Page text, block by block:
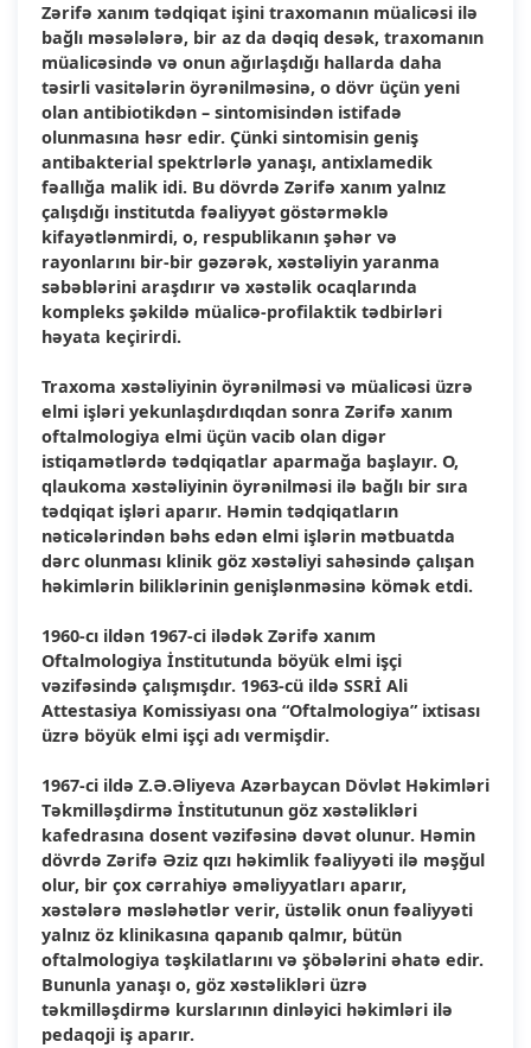
Zərifə xanım tədqiqat işini traxomanın müalicəsi ilə
bağlı məsələlərə, bir az da dəqiq desək, traxomanın
müalicəsində və onun ağırlaşdığı hallarda daha
təsirli vasitələrin öyrənilməsinə, o dövr üçün yeni
olan antibiotikdən – sintomisindən istifadə
olunmasına həsr edir. Çünki sintomisin geniş
antibakterial spektrlərlə yanaşı, antixlamedik
fəallığa malik idi. Bu dövrdə Zərifə xanım yalnız
çalışdığı institutda fəaliyyət göstərməklə
kifayətlənmirdi, o, respublikanın şəhər və
rayonlarını bir-bir gəzərək, xəstəliyin yaranma
səbəblərini araşdırır və xəstəlik ocaqlarında
kompleks şəkildə müalicə-profilaktik tədbirləri
həyata keçirirdi.
Traxoma xəstəliyinin öyrənilməsi və müalicəsi üzrə
elmi işləri yekunlaşdırdıqdan sonra Zərifə xanım
oftalmologiya elmi üçün vacib olan digər
istiqamətlərdə tədqiqatlar aparmağa başlayır. O,
qlaukoma xəstəliyinin öyrənilməsi ilə bağlı bir sıra
tədqiqat işləri aparır. Həmin tədqiqatların
nəticələrindən bəhs edən elmi işlərin mətbuatda
dərc olunması klinik göz xəstəliyi sahəsində çalışan
həkimlərin biliklərinin genişlənməsinə kömək etdi.
1960-cı ildən 1967-ci ilədək Zərifə xanım
Oftalmologiya İnstitutunda böyük elmi işçi
vəzifəsində çalışmışdır. 1963-cü ildə SSRİ Ali
Attestasiya Komissiyası ona “Oftalmologiya” ixtisası
üzrə böyük elmi işçi adı vermişdir.
1967-ci ildə Z.Ə.Əliyeva Azərbaycan Dövlət Həkimləri
Təkmilləşdirmə İnstitutunun göz xəstəlikləri
kafedrasına dosent vəzifəsinə dəvət olunur. Həmin
dövrdə Zərifə Əziz qızı həkimlik fəaliyyəti ilə məşğul
olur, bir çox cərrahiyə əməliyyatları aparır,
xəstələrə məsləhətlər verir, üstəlik onun fəaliyyəti
yalnız öz klinikasına qapanıb qalmır, bütün
oftalmologiya təşkilatlarını və şöbələrini əhatə edir.
Bununla yanaşı o, göz xəstəlikləri üzrə
təkmilləşdirmə kurslarının dinləyici həkimləri ilə
pedaqoji iş aparır.